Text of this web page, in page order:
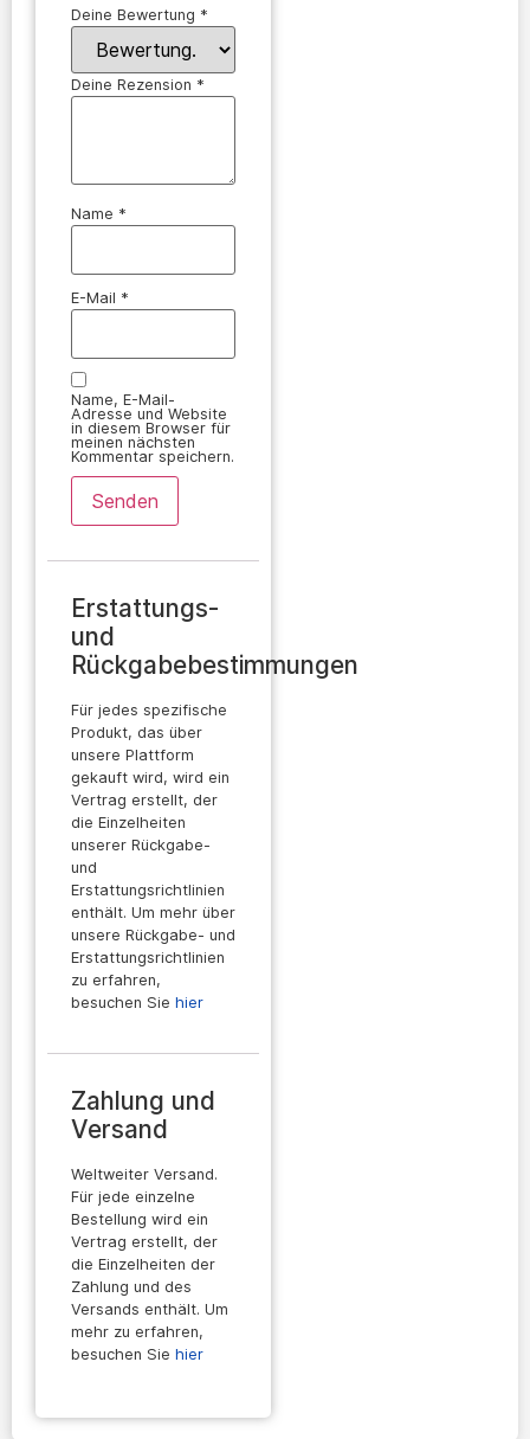
Deine Bewertung *
Deine Rezension *
Name *
E-Mail *
Name, E-Mail-
Adresse und Website
in diesem Browser für
meinen nächsten
Kommentar speichern.
Erstattungs-
und
Rückgabebestimmungen
Für jedes spezifische
Produkt, das über
unsere Plattform
gekauft wird, wird ein
Vertrag erstellt, der
die Einzelheiten
unserer Rückgabe-
und
Erstattungsrichtlinien
enthält. Um mehr über
unsere Rückgabe- und
Erstattungsrichtlinien
zu erfahren,
besuchen Sie hier
Zahlung und
Versand
Weltweiter Versand.
Für jede einzelne
Bestellung wird ein
Vertrag erstellt, der
die Einzelheiten der
Zahlung und des
Versands enthält. Um
mehr zu erfahren,
besuchen Sie hier